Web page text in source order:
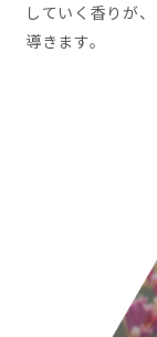
していく香りが
導きます。